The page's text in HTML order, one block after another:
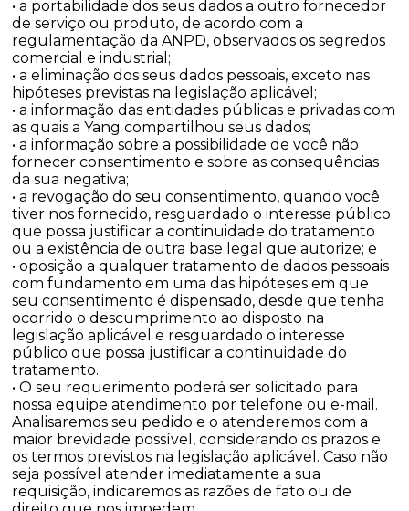
• a portabilidade dos seus dados a outro fornecedor
de serviço ou produto, de acordo com a
regulamentação da ANPD, observados os segredos
comercial e industrial;
• a eliminação dos seus dados pessoais, exceto nas
hipóteses previstas na legislação aplicável;
• a informação das entidades públicas e privadas com
as quais a Yang compartilhou seus dados;
• a informação sobre a possibilidade de você não
fornecer consentimento e sobre as consequências
da sua negativa;
• a revogação do seu consentimento, quando você
tiver nos fornecido, resguardado o interesse público
que possa justificar a continuidade do tratamento
ou a existência de outra base legal que autorize; e
• oposição a qualquer tratamento de dados pessoais
com fundamento em uma das hipóteses em que
seu consentimento é dispensado, desde que tenha
ocorrido o descumprimento ao disposto na
legislação aplicável e resguardado o interesse
público que possa justificar a continuidade do
tratamento.
• O seu requerimento poderá ser solicitado para
nossa equipe atendimento por telefone ou e-mail.
Analisaremos seu pedido e o atenderemos com a
maior brevidade possível, considerando os prazos e
os termos previstos na legislação aplicável. Caso não
seja possível atender imediatamente a sua
requisição, indicaremos as razões de fato ou de